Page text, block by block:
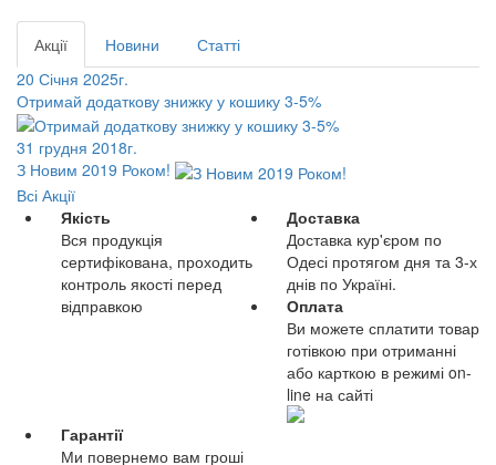
Акції Новини
Статті
20 Січня 2025г.
Отримай додаткову знижку у кошику 3-5%
31 грудня 2018г.
З Новим 2019 Роком!
Всі Акції
Якість
Вся продукція
сертифікована, проходить
контроль якості перед
відправкою
Доставка
Доставка кур'єром по
Одесі протягом дня та 3-х
днів по Україні.
Оплата
Ви можете сплатити товар
готівкою при отриманні
або карткою в режимі on-
line на сайті
Гарантії
Ми повернемо вам гроші